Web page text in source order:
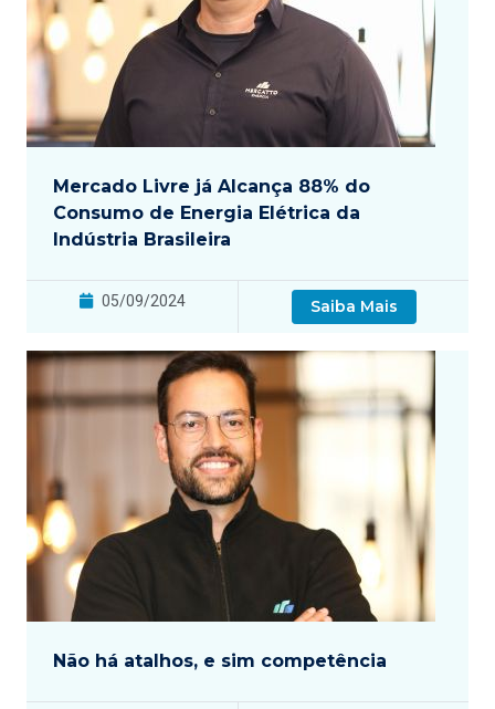
Mercado Livre já Alcança 88% do
Consumo de Energia Elétrica da
Indústria Brasileira
05/09/2024 Saiba Mais
Não há atalhos, e sim competência